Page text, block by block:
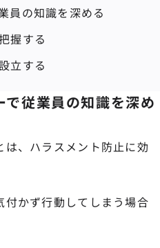
員の知識を深める
握する
立する
従業員の知識を深め
、ハラスメント防止に効
かず行動してしまう場合